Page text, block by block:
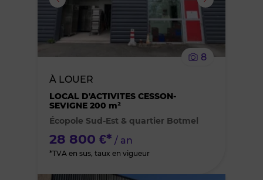
supprimer
le
8
À LOUER
LOCAL D'ACTIVITES CESSON-
SEVIGNE 200 m²
Écopole Sud-Est & quartier Botmel
28 800 €* / an
*TVA en sus, taux en vigueur